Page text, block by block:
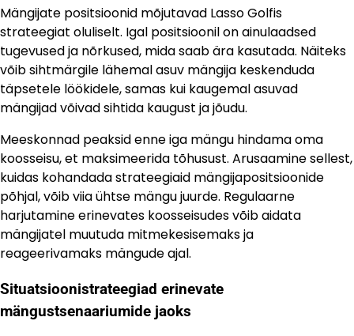
Mängijate positsioonid mõjutavad Lasso Golfis
strateegiat oluliselt. Igal positsioonil on ainulaadsed
tugevused ja nõrkused, mida saab ära kasutada. Näiteks
võib sihtmärgile lähemal asuv mängija keskenduda
täpsetele löökidele, samas kui kaugemal asuvad
mängijad võivad sihtida kaugust ja jõudu.
Meeskonnad peaksid enne iga mängu hindama oma
koosseisu, et maksimeerida tõhusust. Arusaamine sellest,
kuidas kohandada strateegiaid mängijapositsioonide
põhjal, võib viia ühtse mängu juurde. Regulaarne
harjutamine erinevates koosseisudes võib aidata
mängijatel muutuda mitmekesisemaks ja
reageerivamaks mängude ajal.
Situatsioonistrateegiad erinevate
mängustsenaariumide jaoks